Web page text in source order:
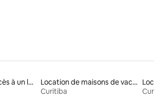
Locations avec accès à un lac
Location de maisons de vacances
Curitiba